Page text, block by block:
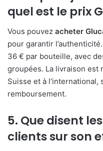
quel est le prix
Vous pouvez acheter
pour garantir
36 € par bouteille, avec
groupées. La livraison est
Suisse et à
remboursement.
5. Que disent les
clientssur son